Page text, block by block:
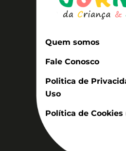
Quem somos
Fale Conosco
Politica de
Uso
Política de Cookies